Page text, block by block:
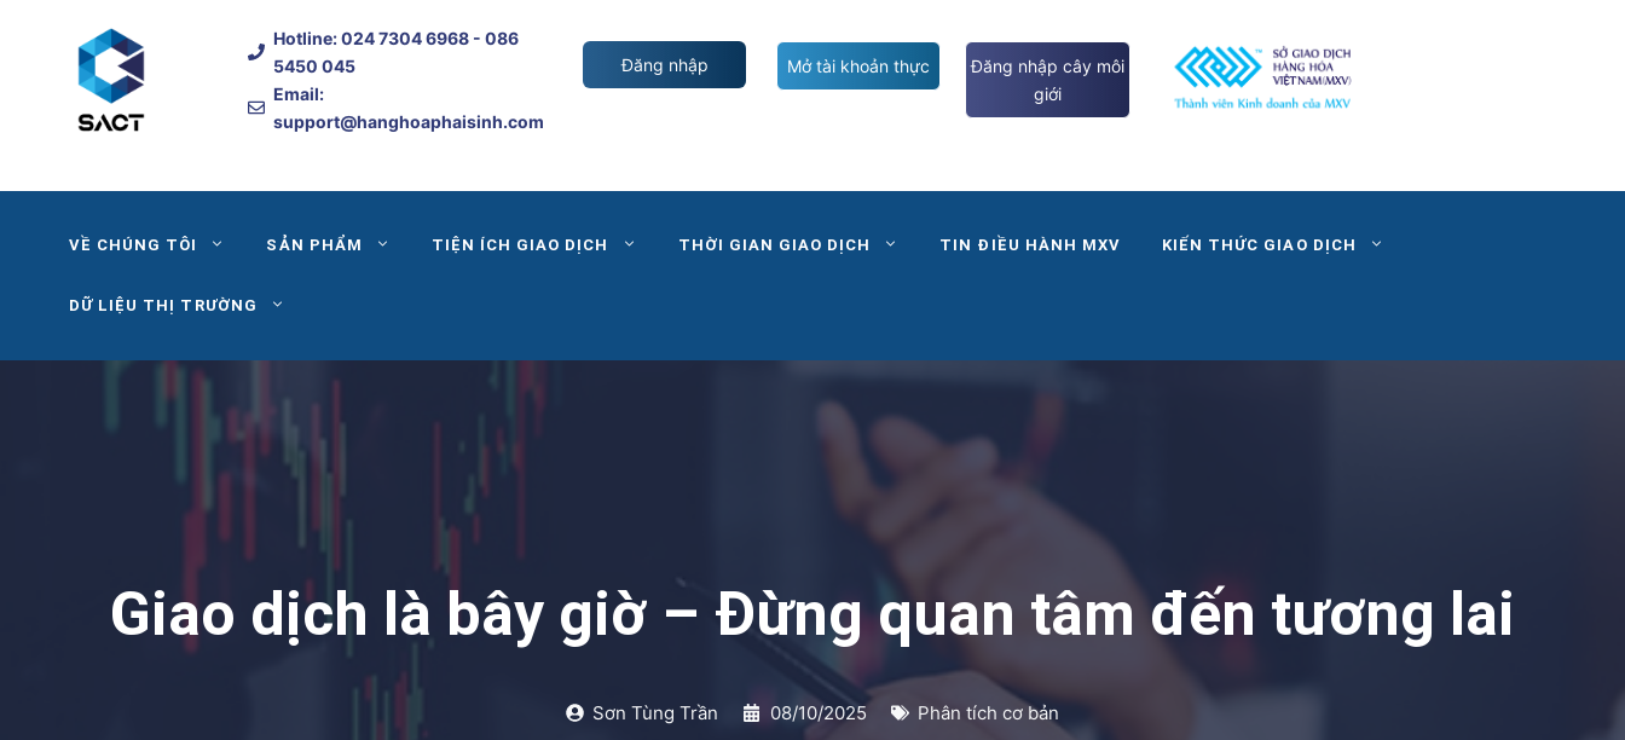
Hotline:024 7304 6968 - 086
5450 045
Email:
support@hanghoaphaisinh.com
Đăng nhập Mở tài khoản thực
Đăng nhập cây môi
giới
VỀ CHÚNG TÔI SẢN PHẨM TIỆN ÍCH GIAO DỊCH THỜI GIAN GIAO DỊCH TIN ĐIỀU HÀNH MXV KIẾN THỨC GIAO DỊCH
DỮ LIỆU THỊ TRƯỜNG
Giao dịch là bây giờ – Đừng quan tâm đến tương lai
Sơn Tùng Trần 08/10/2025 Phân tích cơ bản